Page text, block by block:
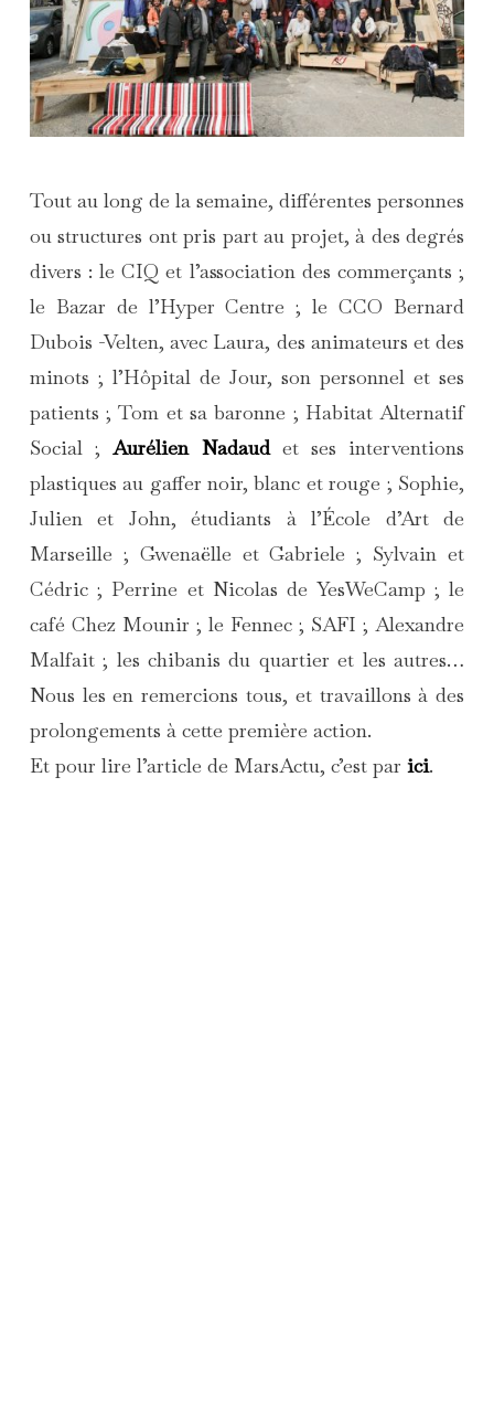
Tout au long de la semaine, différentes personnes
ou structures ont pris part au projet, à des degrés
divers : le CIQ et l’association des commerçants ;
le Bazar de l’Hyper Centre ; le CCO Bernard
Dubois -Velten, avec Laura, des animateurs et des
minots ; l’Hôpital de Jour, son personnel et ses
patients ; Tom et sa baronne ; Habitat Alternatif
Social ;Aurélien Nadaudet ses interventions
plastiques au gaffer noir, blanc et rouge ; Sophie,
Julien et John, étudiants à l’École d’Art de
Marseille ; Gwenaëlle et Gabriele ; Sylvain et
Cédric ; Perrine et Nicolas de YesWeCamp ; le
café Chez Mounir ; le Fennec ; SAFI ; Alexandre
Malfait ; les chibanis du quartier et les autres…
Nous les en remercions tous, et travaillons à des
prolongements à cette première action.
Et pour lire l’article de MarsActu, c’est par ici.